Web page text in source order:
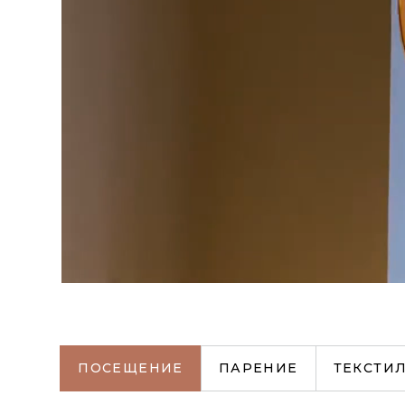
ПОСЕЩЕНИЕ ПАРЕНИЕ